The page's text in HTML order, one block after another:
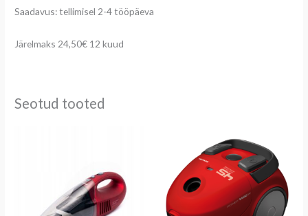
Saadavus: tellimisel 2-4 tööpäeva
Järelmaks 24,50€ 12 kuud
Seotud tooted